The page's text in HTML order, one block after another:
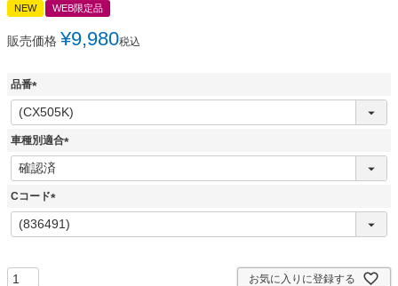
NEW WEB限定品
販売価格 ¥9,980税込
品番
(
必
須
車種別適合
(
Cコード
(
必
お気に入りに登録する